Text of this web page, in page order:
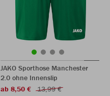
JAKO Sporthose Manchester
2.0 ohne Innenslip
ab 8,50 €
13,99 €